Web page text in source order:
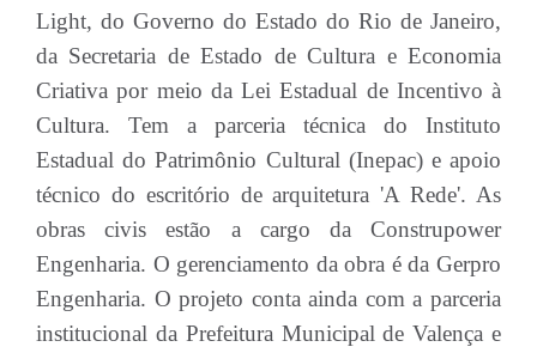
Light, do Governo do Estado do Rio de Janeiro,
da Secretaria de Estado de Cultura e Economia
Criativa por meio da Lei Estadual de Incentivo à
Cultura. Tem a parceria técnica do Instituto
Estadual do Patrimônio Cultural (Inepac) e apoio
técnico do escritório de arquitetura 'A Rede'. As
obras civis estão a cargo da Construpower
Engenharia. O gerenciamento da obra é da Gerpro
Engenharia. O projeto conta ainda com a parceria
institucional da Prefeitura Municipal de Valença e